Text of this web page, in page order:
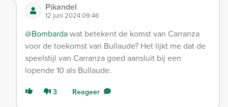
Pikandel
12 juni 2024 09:46
@Bombardawat betekent de komst van Carranza
voor de toekomst van Bullaude? Het lijkt me dat de
speelstijl van Carranza goed aansluit bij een
lopende 10 als Bullaude.
3 Reageer